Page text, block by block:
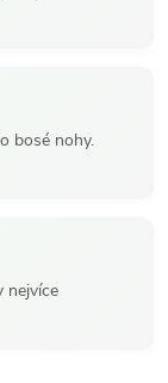
bosé nohy.
nejvíce